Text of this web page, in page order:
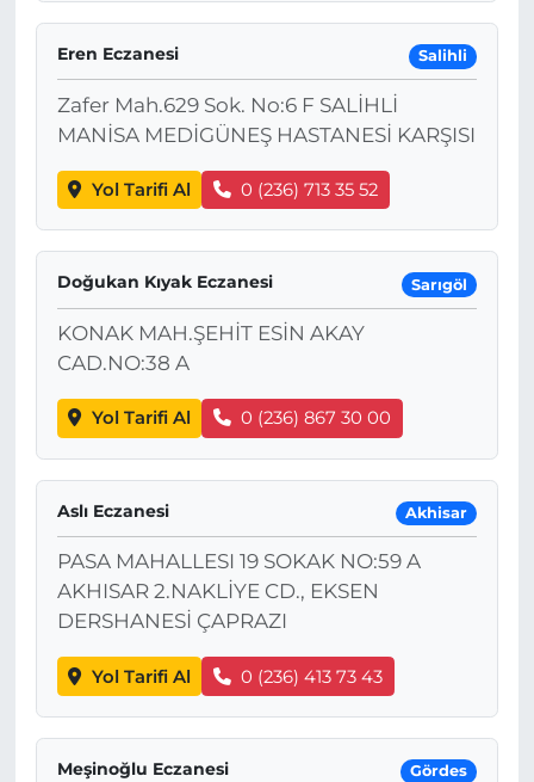
Eren Eczanesi Salihli
Zafer Mah.629 Sok. No:6 F SALİHLİ
MANİSA MEDİGÜNEŞ HASTANESİ KARŞISI
Yol Tarifi Al 0 (236) 713 35 52
Doğukan Kıyak Eczanesi Sarıgöl
KONAK MAH.ŞEHİT ESİN AKAY
CAD.NO:38 A
Yol Tarifi Al 0 (236) 867 30 00
Aslı Eczanesi Akhisar
PASA MAHALLESI 19 SOKAK NO:59 A
AKHISAR 2.NAKLİYE CD., EKSEN
DERSHANESİ ÇAPRAZI
Yol Tarifi Al 0 (236) 413 73 43
Meşinoğlu Eczanesi Gördes